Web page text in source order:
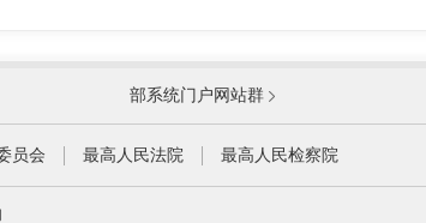
国防部
公安部
财政部
部系统门户网站群
员会 最高人民法院 最高人民检察院